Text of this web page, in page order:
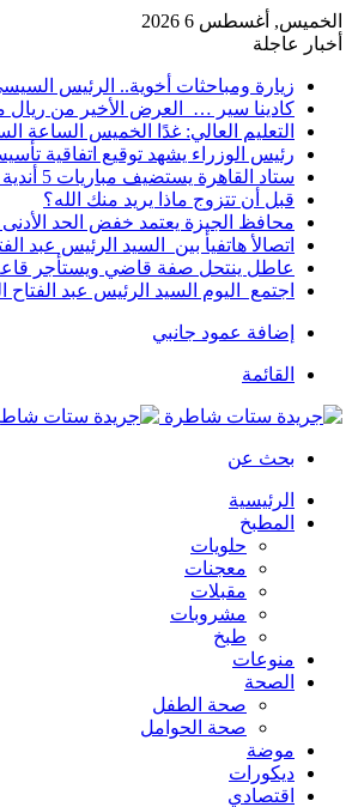
الخميس, أغسطس 6 2026
أخبار عاجلة
زيارة ومباحثات أخوية.. الرئيس
كادينا سير … العرض الأخير من ريال
التعليم العالي: غدًا الخميس الساعة
رئيس الوزراء يشهد توقيع اتفاقية
ستاد القاهرة يستضيف مباريات 5 أندية في الدوري المصري
قبل أن تتزوج ماذا يريد منك الله؟
محافظ الجيزة يعتمد خفض الحد الأدنى
اتصالأ هاتفيأ بين السيد الرئيس
عاطل ينتحل صفة قاضي ويستأجر
اجتمع اليوم السيد الرئيس عبد
إضافة عمود جانبي
القائمة
بحث عن
الرئيسية
المطبخ
حلويات
معجنات
مقبلات
مشروبات
طبخ
منوعات
الصحة
صحة الطفل
صحة الحوامل
موضة
ديكورات
اقتصادي